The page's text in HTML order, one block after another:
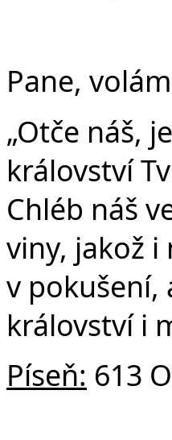
Pane,
„Otče náš,
království
Chléb náš
viny, jakož
v pokušení,
království i
Píseň: 613